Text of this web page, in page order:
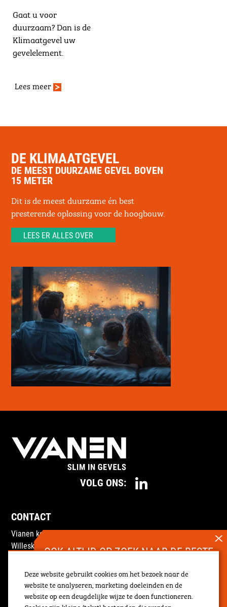
Gaat u voor
duurzaam? Dan is de
Klimaatgevel uw
gevelelement.
Lees meer
DE KLIMAATGEVEL
DE MEEST DUURZAME GEVEL BOVEN
15 METER
Dit is de meest duurzame én best
presterende oplossing voor de hoogbouw.
LEES ER ALLES OVER
VOLG ONS:
CONTACT
Vianen kozijnen
Willeskop 30
0348 47 40 44
info@vianenkozijnen.nl
OOK ALTIJD OP ZOEK NAAR DE BESTE
Bij Vianen werk je in een innovatief bedrijf
voor aansprekende opdrachtgevers. Wij
zoeken momenteel:
Deze website gebruikt cookies om het bezoek naar de
website te analyseren, marketing doeleinden en de
website op een deugdelijke wijze te doen functioneren.